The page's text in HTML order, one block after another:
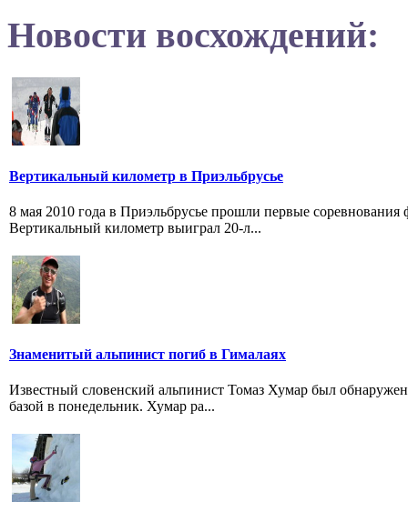
Новости восхождений:
Вертикальный километр в Приэльбрусье
8 мая 2010 года в Приэльбрусье прошли первые
Вертикальный километр выиграл 20-л...
Знаменитый альпинист погиб в Гималаях
Известный словенский альпинист Томаз Хумар был
базой в понедельник. Хумар ра...